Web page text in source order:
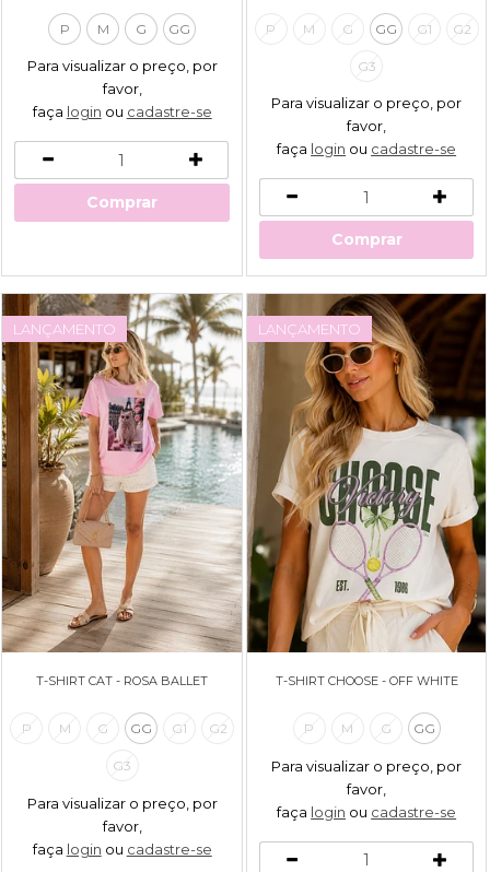
P M G GG
Para visualizar o preço, por
favor,
faça login ou cadastre-se
Comprar
P M G GG G1 G2
G3
Para visualizar o preço, por
favor,
faça login ou cadastre-se
Comprar
LANÇAMENTO
T-SHIRT CAT - ROSA BALLET
P M G GG G1 G2
G3
Para visualizar o preço, por
favor,
faça login ou cadastre-se
LANÇAMENTO
T-SHIRT CHOOSE - OFF WHITE
P M G GG
Para visualizar o preço, por
favor,
faça login ou cadastre-se